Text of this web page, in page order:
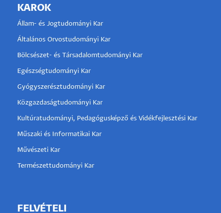
KAROK
Állam- és Jogtudományi Kar
Általános Orvostudományi Kar
Bölcsészet- és Társadalomtudományi Kar
Egészségtudományi Kar
Gyógyszerésztudományi Kar
Közgazdaságtudományi Kar
Kultúratudományi, Pedagógusképző és Vidékfejlesztési Kar
Műszaki és Informatikai Kar
Művészeti Kar
Természettudományi Kar
FELVÉTELI